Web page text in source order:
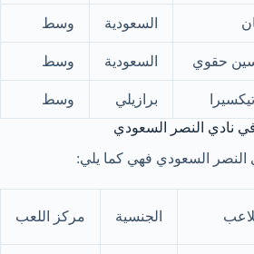
السعودية وسط
حقوي السعودية وسط
برازيلي
وسط
نادي النصر السعودي
النصر السعودي فهي كما يلي:
الجنسية مركز اللعب